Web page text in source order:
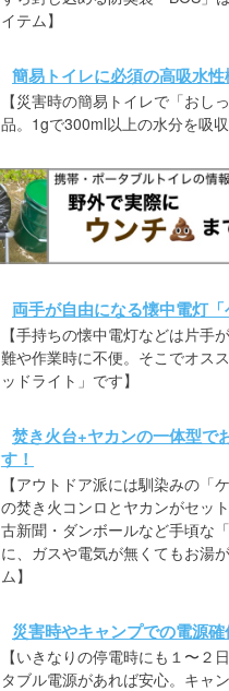
イテム】
簡易トイレに必須の高吸水
【災害時の簡易トイレで「おし
品。1gで300ml以上の水分を吸
両手が自由になる懐中電灯「
【手持ちの懐中電灯などは片手
難や作業時に不便。そこでオス
ッドライト」です】
焚き火台+ヤカンの一体型で
す！
【アウトドア派には馴染みの「
の焚き火コンロとヤカンがセッ
古新聞・ダンボールなど手頃な
に、ガスや電気が無くてもお湯
ム】
災害時やキャンプでの電源
【いきなりの停電時にも１〜２
タブル電源があれば安心。キャ